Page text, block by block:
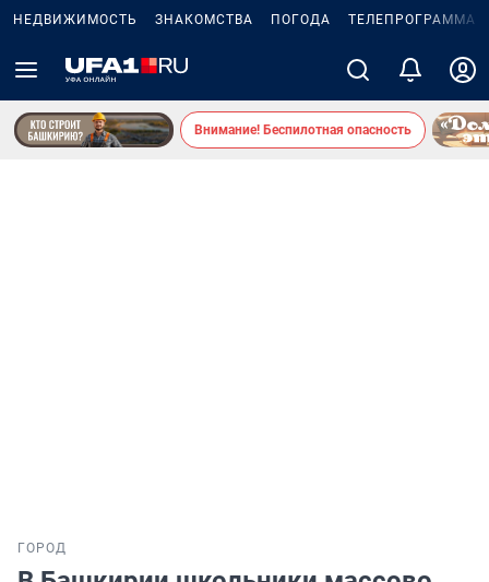
НЕДВИЖИМОСТЬ ЗНАКОМСТВА ПОГОДА ТЕЛЕПРОГРАММА
Внимание! Беспилотная опасность
ГОРОД